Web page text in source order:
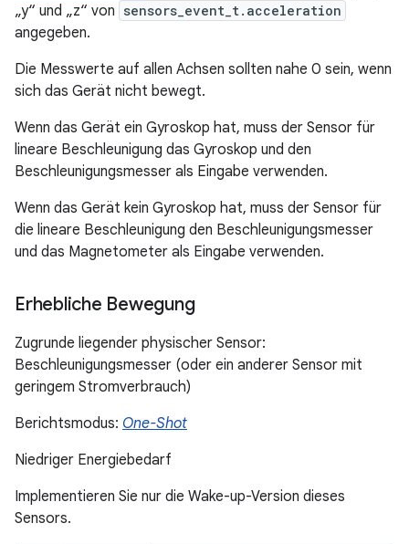
„y“ und „z“ von sensors_event_t.acceleration
angegeben.
Die Messwerte auf allen Achsen sollten nahe 0 sein, wenn
sich das Gerät nicht bewegt.
Wenn das Gerät ein Gyroskop hat, muss der Sensor für
lineare Beschleunigung das Gyroskop und den
Beschleunigungsmesser als Eingabe verwenden.
Wenn das Gerät kein Gyroskop hat, muss der Sensor für
die lineare Beschleunigung den Beschleunigungsmesser
und das Magnetometer als Eingabe verwenden.
Erhebliche Bewegung
Zugrunde liegender physischer Sensor:
Beschleunigungsmesser (oder ein anderer Sensor mit
geringem Stromverbrauch)
Berichtsmodus: One-Shot
Niedriger Energiebedarf
Implementieren Sie nur die Wake-up-Version dieses
Sensors.